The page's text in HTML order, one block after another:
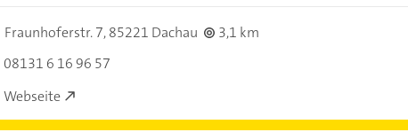
Fraunhoferstr. 7,85221 Dachau
3,1 km
08131 6 16 96 57
Webseite